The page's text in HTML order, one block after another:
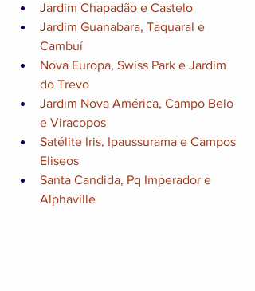
Jardim Chapadão e Castelo
Jardim Guanabara, Taquaral e
Cambuí
Nova Europa, Swiss Park e Jardim
do Trevo
Jardim Nova América, Campo Belo
e Viracopos
Satélite Iris, Ipaussurama e Campos
Eliseos
Santa Candida, Pq Imperador e
Alphaville